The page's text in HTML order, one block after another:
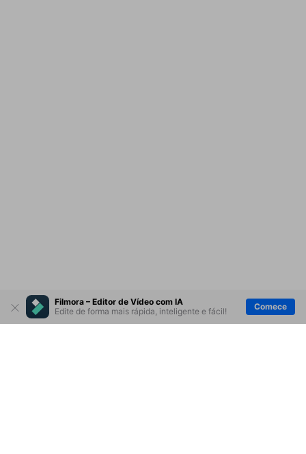
Filmora – Editor de Vídeo com IA
Edite de forma mais rápida, inteligente e fácil!
Comece